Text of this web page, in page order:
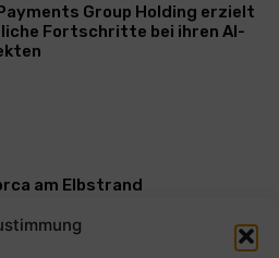
Group Holding erzielt
Fortschritte bei ihren AI-
am Elbstrand